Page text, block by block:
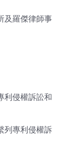
及羅傑律師事
利侵權訴訟和
列專利侵權訴